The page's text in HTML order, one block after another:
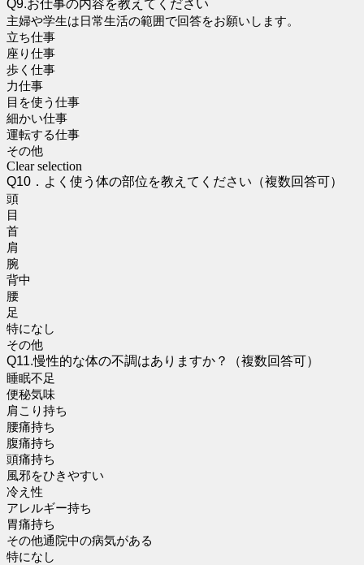
Q9.お仕事の内容を教えてください
主婦や学生は日常生活の範囲で回答をお願いします。
立ち仕事
座り仕事
歩く仕事
力仕事
目を使う仕事
細かい仕事
運転する仕事
その他
Clear selection
Q10．よく使う体の部位を教えてください（複数回答可）
頭
目
首
肩
腕
背中
腰
足
特になし
その他
Q11.慢性的な体の不調はありますか？（複数回答可）
睡眠不足
便秘気味
肩こり持ち
腰痛持ち
腹痛持ち
頭痛持ち
風邪をひきやすい
冷え性
アレルギー持ち
胃痛持ち
その他通院中の病気がある
特になし